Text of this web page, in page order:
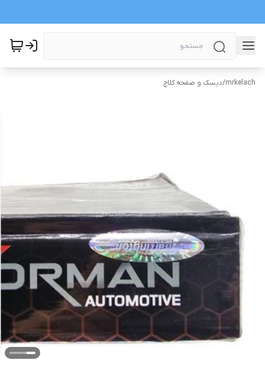
mrkelach
/دیسک و صفحه کلاچ